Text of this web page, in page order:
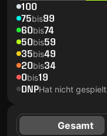
100
75bis99
60bis74
50bis59
35bis49
20bis34
0bis19
DNPHat nicht gespielt
Gesamt